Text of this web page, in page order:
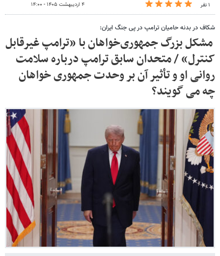
۱ نفر ۴ اردیبهشت ۱۴۰۵ - ۱۴:۰۰
شکاف در بدنه حامیان ترامپ در پی جنگ ایران:
مشکل بزرگ جمهوری‌خواهان با «ترامپ غیرقابل
کنترل» / متحدان سابق ترامپ درباره سلامت
روانی او و تأثیر آن بر وحدت جمهوری خواهان
چه می گویند؟